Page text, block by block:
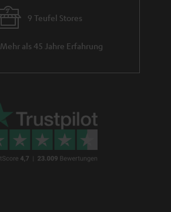
9 Teufel Stores
Mehr als 45 Jahre Erfahrung